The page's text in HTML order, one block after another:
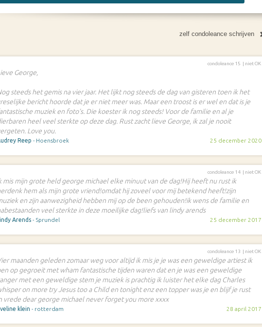
zelf condoleance schrijven
George,
steeds het gemis na vier jaar. Het lijkt nog steeds de dag van gisteren toen ik het
bericht hoorde dat je er niet meer was. Maar een troost is er wel en dat is je
muziek en foto’s. Die koester ik nog steeds! Voor de familie en al je
heel veel sterkte op deze dag. Rust zacht lieve George, ik zal je nooit
Love you.
Reep - Hoensbroek 25 december 2020
condoleance 15 |niet OK
mis mijn grote held george michael elke minuut van de dag!Hij heeft nu rust ik
hem als mijn grote vriend!omdat hij zoveel voor mij betekend heeft!zijn
en zijn aanwezigheid hebben mij op de been gehouden!ik wens de familie en
veel sterkte in deze moeilijke dag!liefs van lindy arends
Arends - Sprundel 25 december 2017
condoleance 14 |niet OK
maanden geleden zomaar weg voor altijd ik mis je je was een geweldige artiest ik
op gegroeit met wham fantastische tijden waren dat en je was een geweldige
met een geweldige stem je muziek is prachtig ik luister het elke dag Charles
on more try Jesus too a Child en tonight enz een topper was je en blijf je rust
vrede dear george michael never forget you more xxxx
klein - rotterdam 28 april 2017
condoleance 13 |niet OK